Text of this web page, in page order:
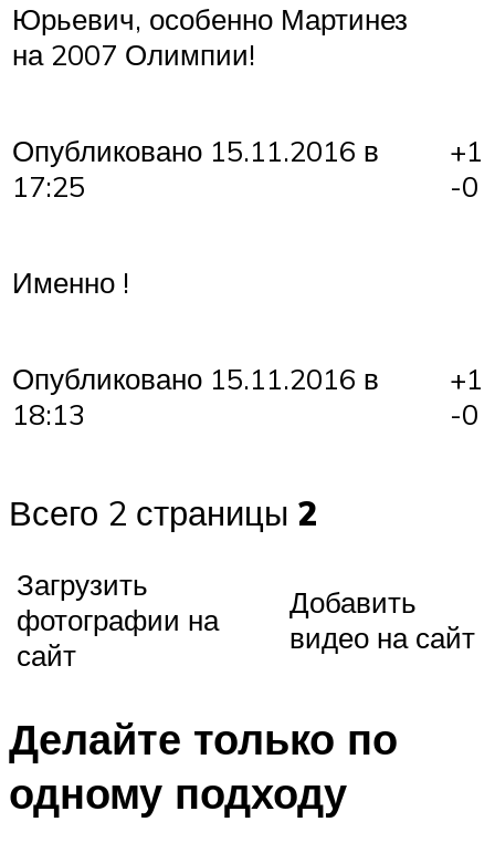
Юрьевич, особенно Мартинез
на 2007 Олимпии!
Опубликовано 15.11.2016 в
17:25
+1
-0
Именно !
Опубликовано 15.11.2016 в
18:13
+1
-0
Всего 2 страницы 2
Загрузить
фотографии на
сайт
Добавить
видео на сайт
Делайте только по
одному подходу